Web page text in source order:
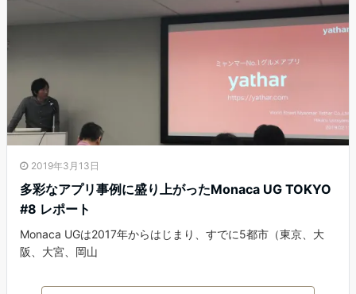
2019年3月13日
多彩なアプリ事例に盛り上がったMonaca UG TOKYO
#8 レポート
Monaca UGは2017年からはじまり、すでに5都市（東京、大
阪、大宮、岡山